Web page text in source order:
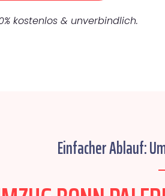
kostenlos & unverbindlich.
Einfacher Ablauf: